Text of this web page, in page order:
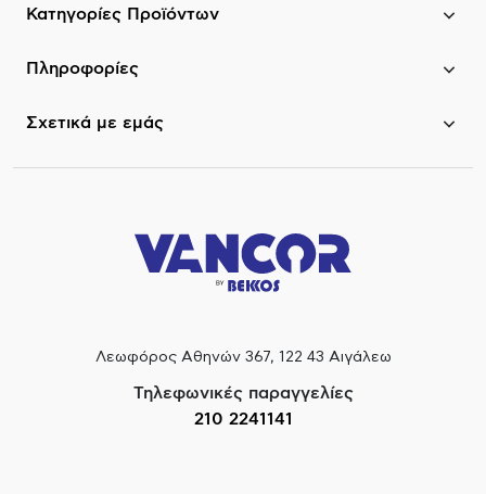
Κατηγορίες Προϊόντων
Πληροφορίες
Σχετικά με εμάς
Λεωφόρος Αθηνών 367, 122 43 Αιγάλεω
Τηλεφωνικές παραγγελίες
210 2241141